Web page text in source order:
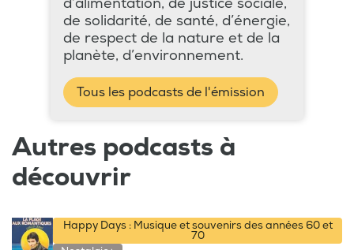
d’alimentation, de justice sociale,
de solidarité, de santé, d’énergie,
de respect de la nature et de la
planète, d’environnement.
Tous les podcasts de l'émission
Autres podcasts à
découvrir
Happy Days : Musique et souvenirs des années 60 et
70